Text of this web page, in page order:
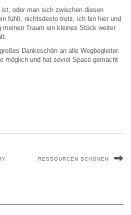
ist, oder man sich zwischen diesen
fühlt, nichtsdesto trotz, ich bin hier und
meinen Traum ein kleines Stück weiter
Dankeschön an alle Wegbegleiter.
möglich und hat soviel Spass gemacht
RESSOURCEN SCHONEN